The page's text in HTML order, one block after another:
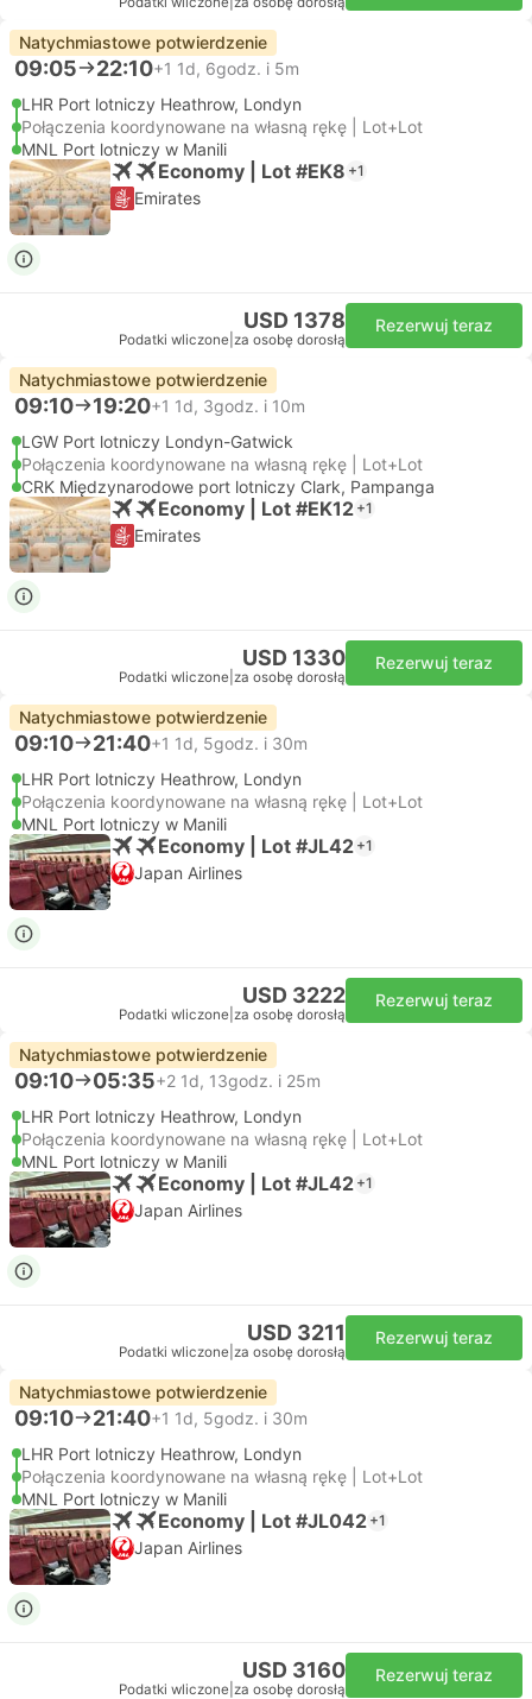
Natychmiastowe potwierdzenie
09:05 22:10+1 1d, 6godz. i 5m
LHR Port lotniczy Heathrow, Londyn
Połączenia koordynowane na własną rękę | Lot+Lot
MNL Port lotniczy w Manili
Economy | Lot #EK8 +1
Emirates
USD 1378
Podatki wliczone za osobę dorosłą
Rezerwuj teraz
Natychmiastowe potwierdzenie
09:10 19:20+1 1d, 3godz. i 10m
LGW Port lotniczy Londyn-Gatwick
Połączenia koordynowane na własną rękę | Lot+Lot
CRK Międzynarodowe port lotniczy Clark, Pampanga
Economy | Lot #EK12 +1
Emirates
USD 1330
Podatki wliczone za osobę dorosłą
Rezerwuj teraz
Natychmiastowe potwierdzenie
09:10 21:40+1 1d, 5godz. i 30m
LHR Port lotniczy Heathrow, Londyn
Połączenia koordynowane na własną rękę | Lot+Lot
MNL Port lotniczy w Manili
Economy | Lot #JL42 +1
Japan Airlines
USD 3222
Podatki wliczone za osobę dorosłą
Rezerwuj teraz
Natychmiastowe potwierdzenie
09:10 05:35+2 1d, 13godz. i 25m
LHR Port lotniczy Heathrow, Londyn
Połączenia koordynowane na własną rękę | Lot+Lot
MNL Port lotniczy w Manili
Economy | Lot #JL42 +1
Japan Airlines
USD 3211
Podatki wliczone za osobę dorosłą
Rezerwuj teraz
Natychmiastowe potwierdzenie
09:10 21:40+1 1d, 5godz. i 30m
LHR Port lotniczy Heathrow, Londyn
Połączenia koordynowane na własną rękę | Lot+Lot
MNL Port lotniczy w Manili
Economy | Lot #JL042 +1
Japan Airlines
USD 3160
Podatki wliczone za osobę dorosłą
Rezerwuj teraz